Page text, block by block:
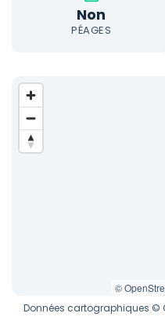
Non
PÉAGES
©
Données cartographiques ©